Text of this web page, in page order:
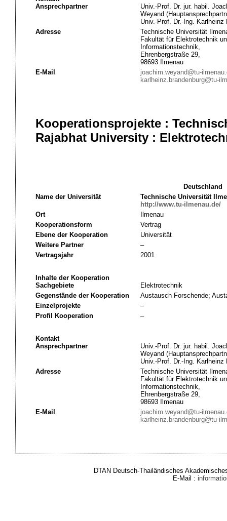
Ansprechpartner
Univ.-Prof. Dr. jur. habil.
Weyand
Univ.-Prof. Dr.-Ing. Karlheinz
Adresse
Technische Universität
Fakultät für Elektrotechnik
Informationstechnik,
Ehrenbergstraße 29,
98693 Ilmenau
E-Mail
joachim.weyand@tu-
karlheinz.brandenburg@tu-
Kooperationsprojekte :
Rajabhat University :
Deutschland
Name der Universität
Technische Universität
http://www.tu-ilmenau.de/
Ort
Ilmenau
Kooperationsform
Vertrag
Ebene der Kooperation
Universität
Weitere Partner
–
Vertragsjahr
2001
Inhalte der Kooperation
Sachgebiete
Elektrotechnik
Gegenstände der Kooperation
Austausch Forschende;
Einzelprojekte
–
Profil Kooperation
–
Kontakt
Ansprechpartner
Univ.-Prof. Dr. jur. habil.
Weyand
Univ.-Prof. Dr.-Ing. Karlheinz
Adresse
Technische Universität
Fakultät für Elektrotechnik
Informationstechnik,
Ehrenbergstraße 29,
98693 Ilmenau
E-Mail
joachim.weyand@tu-
karlheinz.brandenburg@tu-
DTAN Deutsch-Thailändisches
E-Mail :